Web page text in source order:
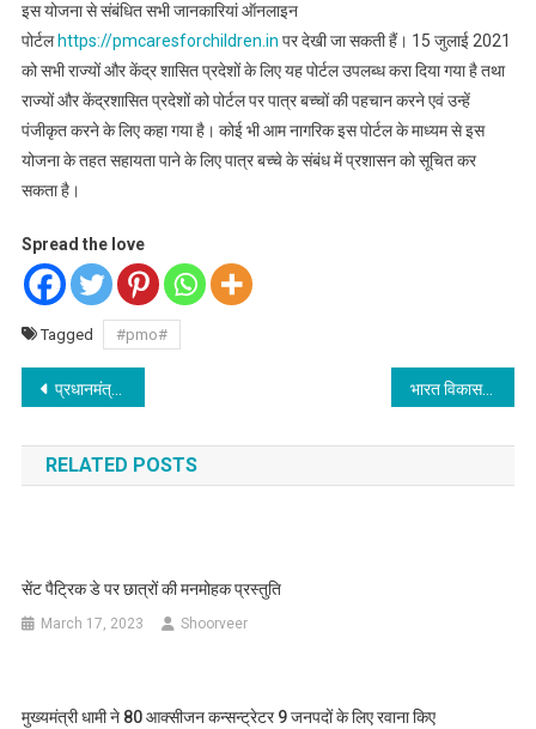
इस योजना से संबंधित सभी जानकारियां ऑनलाइन
पोर्टल https://pmcaresforchildren.in पर देखी जा सकती हैं। 15 जुलाई 2021
को सभी राज्यों और केंद्र शासित प्रदेशों के लिए यह पोर्टल उपलब्ध करा दिया गया है तथा
राज्यों और केंद्रशासित प्रदेशों को पोर्टल पर पात्र बच्चों की पहचान करने एवं उन्हें
पंजीकृत करने के लिए कहा गया है। कोई भी आम नागरिक इस पोर्टल के माध्यम से इस
योजना के तहत सहायता पाने के लिए पात्र बच्चे के संबंध में प्रशासन को सूचित कर
सकता है।
Spread the love
Tagged #pmo#
Post
navigation
प्रधानमंत्री ने डिजिटल पेमेंट सॉल्‍यूशन ‘ई-रुपी’ लॉन्च किया भारत विकास परिषद मसूरी की नई कार्यकारणी अधिष्ठापित, 51 हजार रूपये विद्या मंदिर के छा़त्रों की फीस दी
RELATED POSTS
सेंट पैट्रिक डे पर छात्रों की मनमोहक प्रस्तुति
March 17, 2023 Shoorveer
मुख्यमंत्री धामी ने 80 आक्सीजन कन्सन्ट्रेटर 9 जनपदों के लिए रवाना किए